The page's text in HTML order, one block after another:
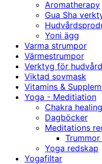
Aromatherapy
Gua Sha
Yoni ägg
Varma strumpor
Värmestrumpor
Verktyg för hudvård
Viktad sovmask
Vitamins &
Yoga - Meditiation
Chakra healing
Dagböcker
Meditations
Yoga redskap
Yogafiltar